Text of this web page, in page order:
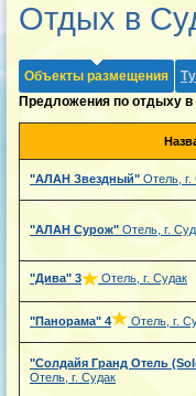
Отдых в
Объекты размещения
Предложения по отдыху в
"АЛАН Звездный" Отель, г.
"АЛАН Сурож" Отель, г.
"Дива" 3 Отель, г. Судак
"Панорама" 4 Отель, г.
"Солдайя Гранд Отель
Отель, г. Судак